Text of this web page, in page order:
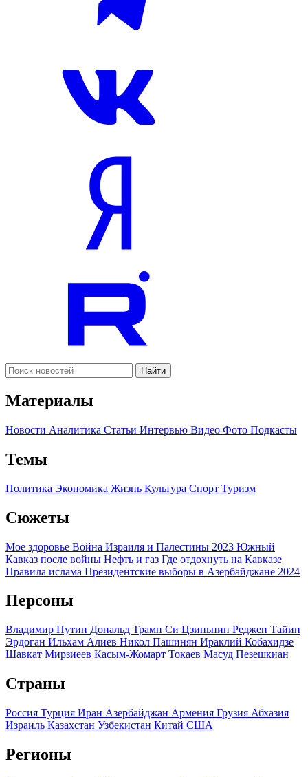
Найти
Материалы
Новости Аналитика Статьи Интервью Видео Фото Подкасты
Темы
Политика Экономика Жизнь Культура Спорт Туризм
Сюжеты
Мое здоровье Война Израиля и Палестины 2023 Южный
Кавказ после войны Нефть и газ Где отдохнуть на Кавказе
Правила ислама Президентские выборы в Азербайджане 2024
Персоны
Владимир Путин Дональд Трамп Си Цзиньпин Реджеп Тайип
Эрдоган Ильхам Алиев Никол Пашинян Ираклий Кобахидзе
Шавкат Мирзиеев Касым-Жомарт Токаев Масуд Пезешкиан
Страны
Россия Турция Иран Азербайджан Армения Грузия Абхазия
Израиль Казахстан Узбекистан Китай США
Регионы